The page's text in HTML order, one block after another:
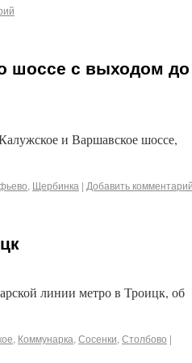
шоссе с выходом до
и Варшавское шоссе,
, Щербинка | Добавить
линии метро в Троицк, об
, Коммунарка,Сосенки,Столбово |